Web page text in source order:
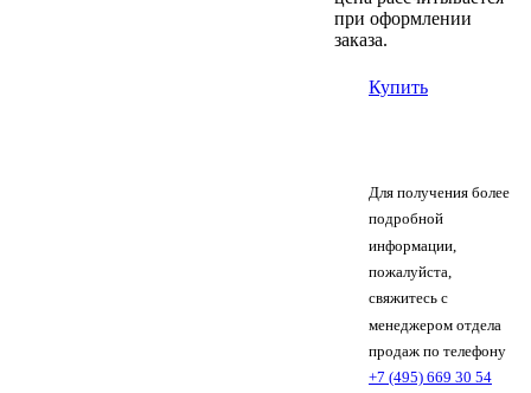
при оформлении
заказа.
Купить
Для получения более
подробной
информации,
пожалуйста,
свяжитесь с
менеджером отдела
продаж по телефону
+7 (495) 669 30 54